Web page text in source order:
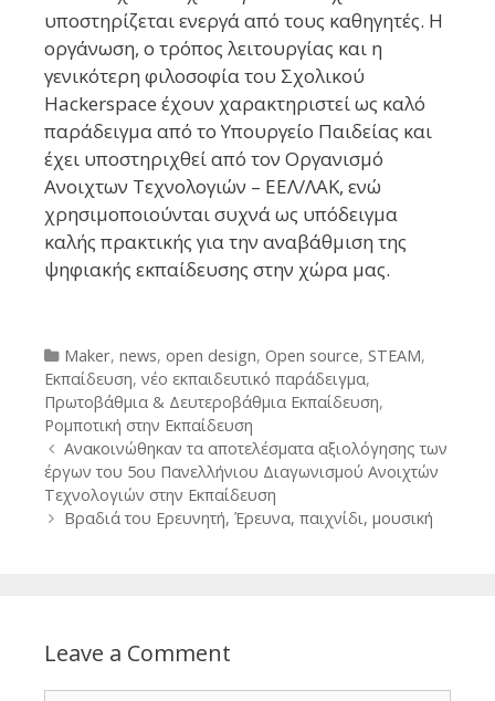
υποστηρίζεται ενεργά από τους καθηγητές. Η
οργάνωση, ο τρόπος λειτουργίας και η
γενικότερη φιλοσοφία του Σχολικού
Hackerspace έχουν χαρακτηριστεί ως καλό
παράδειγμα από το Υπουργείο Παιδείας και
έχει υποστηριχθεί από τον Οργανισμό
Ανοιχτων Τεχνολογιών – ΕΕΛ/ΛΑΚ, ενώ
χρησιμοποιούνται συχνά ως υπόδειγμα
καλής πρακτικής για την αναβάθμιση της
ψηφιακής εκπαίδευσης στην χώρα μας.
Categories
Maker, news, open design, Open source, STEAM,
Εκπαίδευση, νέο εκπαιδευτικό παράδειγμα,
Πρωτοβάθμια & Δευτεροβάθμια Εκπαίδευση,
Ρομποτική στην Εκπαίδευση
Post
navigation
Ανακοινώθηκαν τα αποτελέσματα αξιολόγησης των
έργων του 5ου Πανελλήνιου Διαγωνισμού Ανοιχτών
Τεχνολογιών στην Εκπαίδευση
Βραδιά του Ερευνητή, Έρευνα, παιχνίδι, μουσική
Leave a Comment